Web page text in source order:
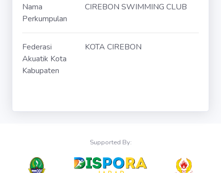
Nama
Perkumpulan
CIREBON SWIMMING CLUB
Federasi
Akuatik Kota
Kabupaten
KOTA CIREBON
Supported By: